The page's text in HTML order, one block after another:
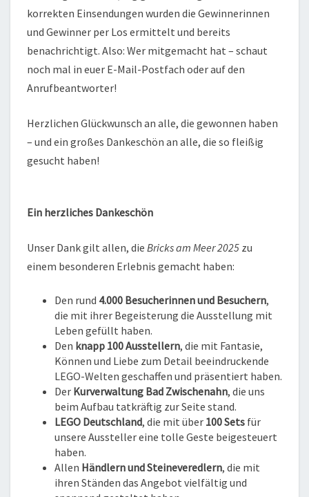
korrekten Einsendungen wurden die Gewinnerinnen
und Gewinner per Los ermittelt und bereits
benachrichtigt. Also: Wer mitgemacht hat – schaut
noch mal in euer E-Mail-Postfach oder auf den
Anrufbeantworter!
Herzlichen Glückwunsch an alle, die gewonnen haben
– und ein großes Dankeschön an alle, die so fleißig
gesucht haben!
Ein herzliches Dankeschön
Unser Dank gilt allen, die Bricks am Meer 2025 zu
einem besonderen Erlebnis gemacht haben:
Den rund 4.000 Besucherinnen und Besuchern,
die mit ihrer Begeisterung die Ausstellung mit
Leben gefüllt haben.
Den knapp 100 Ausstellern, die mit Fantasie,
Können und Liebe zum Detail beeindruckende
LEGO-Welten geschaffen und präsentiert haben.
Der Kurverwaltung Bad Zwischenahn, die uns
beim Aufbau tatkräftig zur Seite stand.
LEGO Deutschland, die mit über 100 Sets für
unsere Aussteller eine tolle Geste beigesteuert
haben.
Allen Händlern und Steineveredlern, die mit
ihren Ständen das Angebot vielfältig und